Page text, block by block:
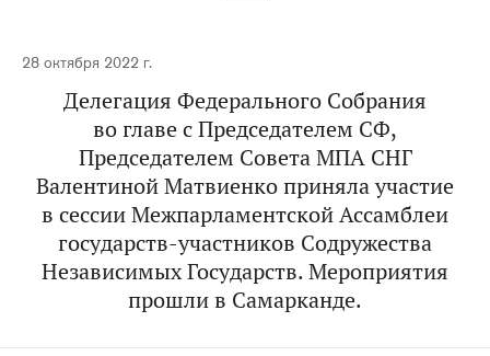
28 октября 2022 г.
Делегация Федерального Собрания
во главе с Председателем СФ,
Председателем Совета МПА СНГ
Валентиной Матвиенкоприняла участие
в сессии Межпарламентской Ассамблеи
государств-участников Содружества
Независимых Государств. Мероприятия
прошли в Самарканде.